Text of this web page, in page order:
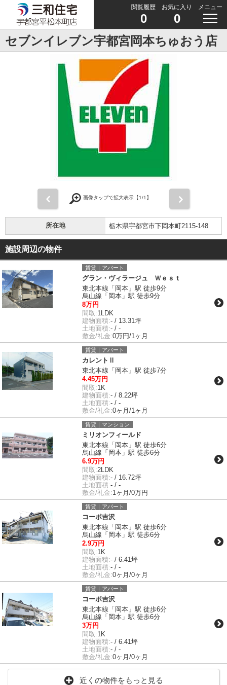
閲覧履歴
0
お気に入り
0
メニュー
セブンイレブン宇都宮岡本ちゅおう店
画像タップで拡大表示【1/1】
所在地 栃木県宇都宮市下岡本町2115-148
施設周辺の物件
賃貸｜アパート
グラン・ヴィラージュ Ｗｅｓｔ
東北本線「岡本」駅 徒歩9分
烏山線「岡本」駅 徒歩9分
8万円
間取:1LDK
建物面積:- / 13.31坪
土地面積:- / -
敷金/礼金:0万円/1ヶ月
賃貸｜アパート
カレントⅡ
東北本線「岡本」駅 徒歩7分
4.45万円
間取:1K
建物面積:- / 8.22坪
土地面積:- / -
敷金/礼金:0ヶ月/1ヶ月
賃貸｜マンション
ミリオンフィールド
東北本線「岡本」駅 徒歩6分
烏山線「岡本」駅 徒歩6分
6.9万円
間取:2LDK
建物面積:- / 16.72坪
土地面積:- / -
敷金/礼金:1ヶ月/0万円
賃貸｜アパート
コーポ吉沢
東北本線「岡本」駅 徒歩6分
烏山線「岡本」駅 徒歩6分
2.9万円
間取:1K
建物面積:- / 6.41坪
土地面積:- / -
敷金/礼金:0ヶ月/0ヶ月
賃貸｜アパート
コーポ吉沢
東北本線「岡本」駅 徒歩6分
烏山線「岡本」駅 徒歩6分
3万円
間取:1K
建物面積:- / 6.41坪
土地面積:- / -
敷金/礼金:0ヶ月/0ヶ月
近くの物件をもっと見る